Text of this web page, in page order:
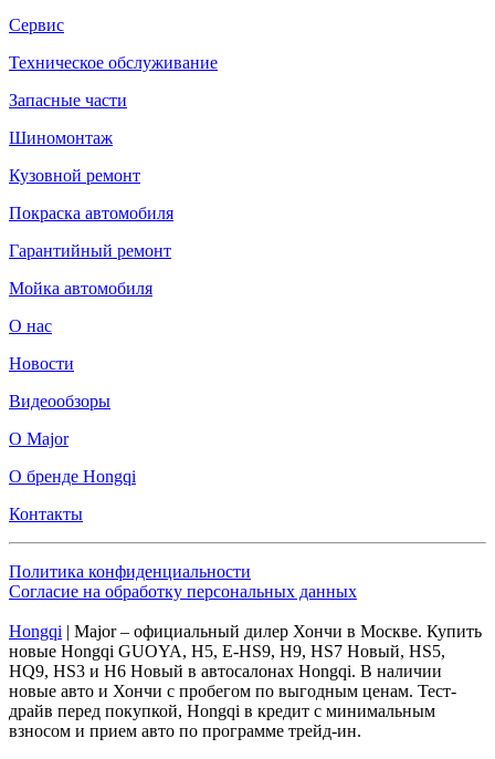
Сервис
Техническое обслуживание
Запасные части
Шиномонтаж
Кузовной ремонт
Покраска автомобиля
Гарантийный ремонт
Мойка автомобиля
О нас
Новости
Видеообзоры
О Major
О бренде Hongqi
Контакты
Политика конфиденциальности
Согласие на обработку персональных данных
Hongqi | Major – официальный дилер Хончи в Москве. Купить
новые Hongqi GUOYA, H5, E-HS9, H9, HS7 Новый, HS5,
HQ9, HS3 и H6 Новый в автосалонах Hongqi. В наличии
новые авто и Хончи с пробегом по выгодным ценам. Тест-
драйв перед покупкой, Hongqi в кредит с минимальным
взносом и прием авто по программе трейд-ин.